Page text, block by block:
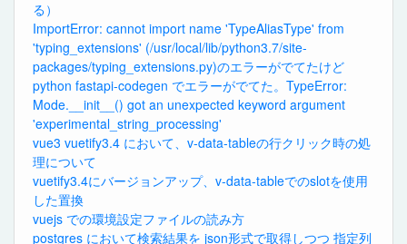
る）
ImportError: cannot import name 'TypeAliasType' from
'typing_extensions' (/usr/local/lib/python3.7/site-
packages/typing_extensions.py)のエラーがでてたけど
python fastapi-codegen でエラーがでてた。TypeError:
Mode.__init__() got an unexpected keyword argument
'experimental_string_processing'
vue3 vuetify3.4 において、v-data-tableの行クリック時の処
理について
vuetify3.4にバージョンアップ、v-data-tableでのslotを使用
した置換
vuejs での環境設定ファイルの読み方
postgres において検索結果を json形式で取得しつつ 指定列